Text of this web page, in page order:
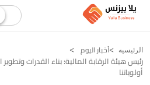
الرئيسيه أخبار اليوم
رئيس هيئة الرقابة المالية: بناء القدرات
أولوياتنا